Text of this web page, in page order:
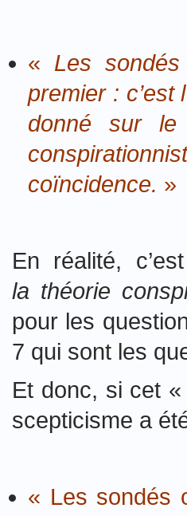
« Les
premier : c’est
donné sur le
coïncidence. »
En réalité,
la théorie
pour les
7 qui sont les
Et donc, si cet «
scepticisme a
« Les sondés